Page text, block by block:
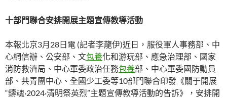
十部門聯合安排開展主題宣傳教導活動
本報北京3月28日電 (記者李龍伊)近日，服役軍人事務部、中
心網信辦、公安部、文包養化和游玩部、應急治理部、國家
消防救濟局、中心軍委政治任務包養部、中心軍委國防動員
部、共青團中心、全國少工委等10部門聯合印發《關于開展
“鑄魂·2024·清明祭英烈”主題宣傳教導活動的告訴》，安排開